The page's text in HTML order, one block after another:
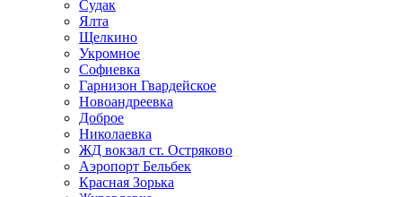
Судак
Ялта
Щелкино
Укромное
Софиевка
Гарнизон Гвардейское
Новоандреевка
Доброе
Николаевка
ЖД вокзал ст. Остряково
Аэропорт Бельбек
Красная Зорька